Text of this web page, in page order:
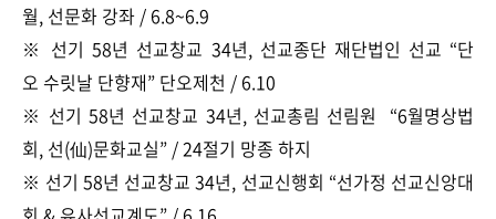
월, 선문화 강좌 / 6.8~6.9
※ 선기 58년 선교창교 34년, 선교종단 재단법인 선교 “단
오 수릿날 단향재” 단오제천 / 6.10
※ 선기 58년 선교창교 34년, 선교총림 선림원 “6월명상법
회, 선(仙)문화교실” / 24절기 망종 하지
※ 선기 58년 선교창교 34년, 선교신행회 “선가정 선교신앙대